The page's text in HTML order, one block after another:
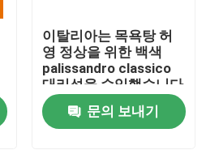
이탈리아는 목욕탕 허
영 정상을 위한 백색
palissandro classico
대리석을 수입했습니다
문의 보내기